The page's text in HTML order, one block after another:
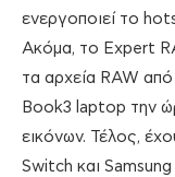
ενεργοποιεί το
Ακόμα, το Expert
τα αρχεία RAW
Book3 laptop την
εικόνων. Τέλος,
Switch και Samsung